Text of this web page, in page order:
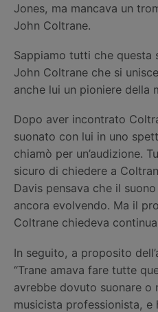
Jones, ma mancava un
John Coltrane.
Sappiamo tutti che questa
John Coltrane che si
anche lui un pioniere della
Dopo aver incontrato
suonato con lui in uno
chiamò per un’audizione.
sicuro di chiedere a
Davis pensava che il
ancora evolvendo. Ma il
Coltrane chiedeva
In seguito, a proposito
“Trane amava fare tutte
avrebbe dovuto suonare o
musicista professionista,